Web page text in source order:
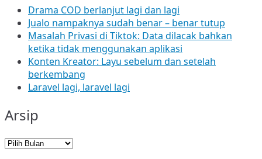
Drama COD berlanjut lagi dan lagi
Jualo nampaknya sudah benar – benar tutup
Masalah Privasi di Tiktok: Data dilacak bahkan
ketika tidak menggunakan aplikasi
Konten Kreator: Layu sebelum dan setelah
berkembang
Laravel lagi, laravel lagi
Arsip
Arsip